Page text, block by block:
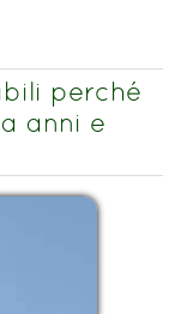
perché
anni e